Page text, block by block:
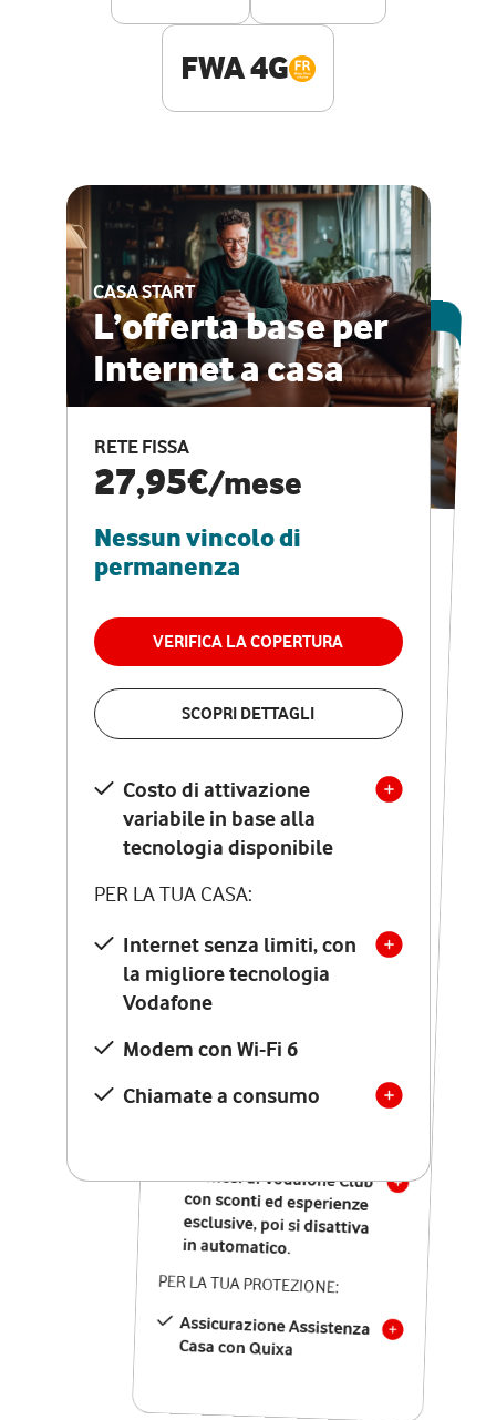
FWA 4G
CASA START
L’offerta base per
Internet a casa
RETE FISSA
27,95€/mese
Nessun vincolo di
permanenza
VERIFICA LA COPERTURA
SCOPRI DETTAGLI
Costo di attivazione
variabile in base alla
tecnologia disponibile
PER LA TUA CASA:
Internet senza limiti, con
la migliore tecnologia
Vodafone
Modem con Wi-Fi 6
Chiamate a consumo
ESCLUSIVA ONLINE
CASA PRO
Internet veloce e
vantaggi speciali
RETE FISSA + VODAFONE CLUB
29,95€
permanenza
VERIFICA LA COPERTURA
Costo di attivazione
variabile in base alla
tecnologia disponibile
PER LA TUA CASA:
Internet senza limiti, con
la migliore tecnologia
Vodafone
Modem Seven con Wi-Fi 7
Chiamate illimitate verso
numeri fissi e mobili
nazionali
12 mesi di Vodafone Club
con sconti ed esperienze
esclusive, poi si disattiva
in automatico.
PER LA TUA PROTEZIONE:
Assicurazione Assistenza
Casa con Quixa